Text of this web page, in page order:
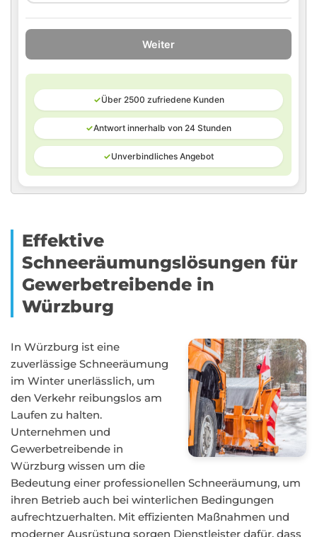
Weiter
✓Über 2500 zufriedene Kunden
✓Antwort innerhalb von 24 Stunden
✓Unverbindliches Angebot
Effektive
Schneeräumungslösungen für
Gewerbetreibende in
Würzburg
In Würzburg ist eine
zuverlässige Schneeräumung
im Winter unerlässlich, um
den Verkehr reibungslos am
Laufen zu halten.
Unternehmen und
Gewerbetreibende in
Würzburg wissen um die
Bedeutung einer professionellen Schneeräumung, um
ihren Betrieb auch bei winterlichen Bedingungen
aufrechtzuerhalten. Mit effizienten Maßnahmen und
moderner Ausrüstung sorgen Dienstleister dafür, dass